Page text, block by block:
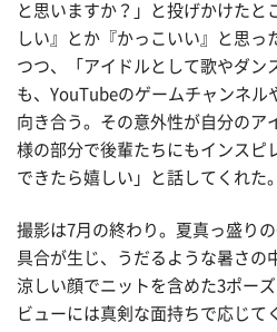
と思いますか？」と投げかけたと
しい』とか『かっこいい』と思っ
つつ、「アイドルとして歌やダン
も、YouTubeのゲームチャンネル
向き合う。その意外性が自分のア
様の部分で後輩たちにもインスピ
できたら嬉しい」と話してくれた。
撮影は7月の終わり。夏真っ盛り
具合が生じ、うだるような暑さの
涼しい顔でニットを含めた3ポー
ビューには真剣な面持ちで応じて